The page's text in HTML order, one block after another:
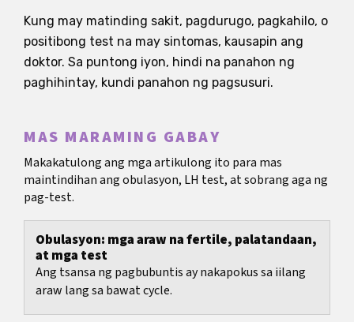
Kung may matinding sakit, pagdurugo, pagkahilo, o
positibong test na may sintomas, kausapin ang
doktor. Sa puntong iyon, hindi na panahon ng
paghihintay, kundi panahon ng pagsusuri.
MAS MARAMING GABAY
Makakatulong ang mga artikulong ito para mas
maintindihan ang obulasyon, LH test, at sobrang aga ng
pag-test.
Obulasyon: mga araw na fertile, palatandaan,
at mga test
Ang tsansa ng pagbubuntis ay nakapokus sa iilang
araw lang sa bawat cycle.